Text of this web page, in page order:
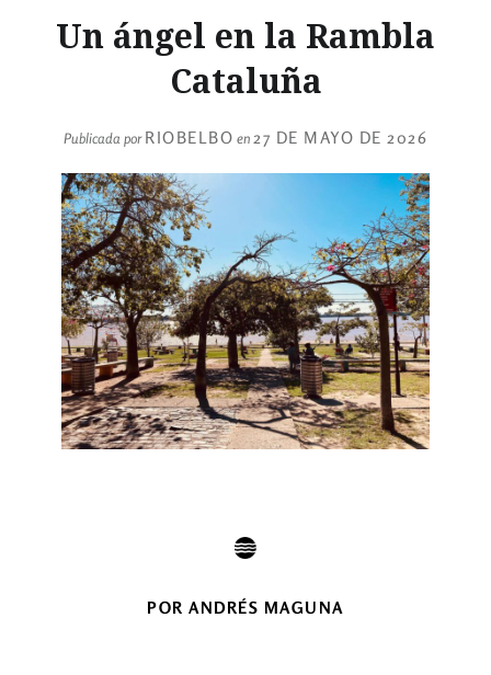
Un ángel en la Rambla
Cataluña
Publicada porRIOBELBO en 27 DE MAYO DE 2026
POR ANDRÉS MAGUNA